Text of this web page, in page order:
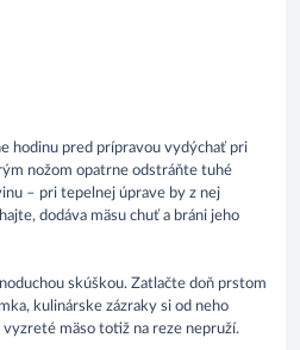
hodinu pred prípravou vydýchať pri
nožom opatrne odstráňte tuhé
– pri tepelnej úprave by z nej
dodáva mäsu chuť a bráni jeho
skúškou. Zatlačte doň prstom
kulinárske zázraky si od neho
vyzreté mäso totiž na reze nepruží.